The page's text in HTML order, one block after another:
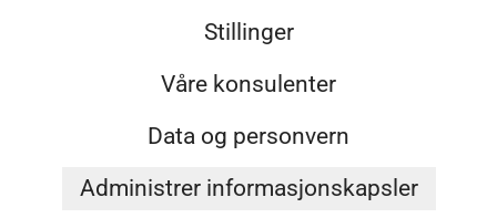
Stillinger
Våre konsulenter
Data og personvern
Administrer informasjonskapsler